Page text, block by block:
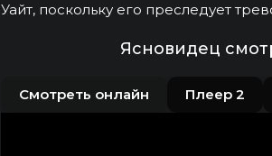
Уайт, поскольку его преследует
Ясновидец
Смотреть онлайн Плеер 2